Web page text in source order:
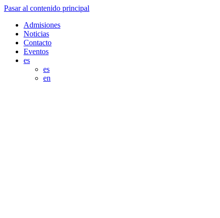
Pasar al contenido principal
Admisiones
Noticias
Contacto
Eventos
es
es
en